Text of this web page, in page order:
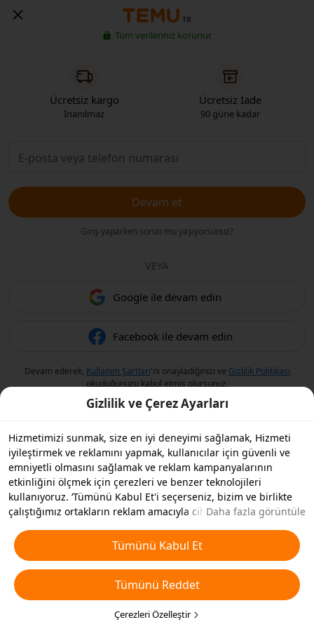
TR
Tüm verileriniz korunur
Ücretsiz kargo
İnanılmaz
Ücretsiz İade
90 güne kadar
Devam et
Giriş yaparken sorun mu yaşıyorsunuz?
VEYA
Google ile devam edin
Facebook ile devam edin
Devam ederek, Kullanım Şartları'nı onayladığınızı ve Gizlilik Politikası
okuduğunuzu kabul etmiş olursunuz.
Gizlilik ve Çerez Ayarları
Hizmetimizi sunmak, size en iyi deneyimi sağlamak, Hizmeti
iyileştirmek ve reklamını yapmak, kullanıcılar için güvenli ve
emniyetli olmasını sağlamak ve reklam kampanyalarının
etkinliğini ölçmek için çerezleri ve benzer teknolojileri
kullanıyoruz. ‘Tümünü Kabul Et'i seçerseniz, bizim ve birlikte
çalıştığımız ortakların reklam amacıyla cihazınızda çerezleri ve
Ayrıca, temel olmayan çerezlerin ’Tümünü Reddedebilir' veya
aşağıdaki ’Çerezleri Özelleştir'i tıklayarak veya gizlilik
ayarlarınızda istediğiniz zaman hangi çerez türlerini kabul
etmek veya devre dışı bırakmak istediğinizi seçebilirsiniz. Daha
fazla detay içinÇerezler ve Benzer Teknolojiler Politikamıza
Daha fazla görüntüle
Tümünü Kabul Et
Tümünü Reddet
Çerezleri Özelleştir